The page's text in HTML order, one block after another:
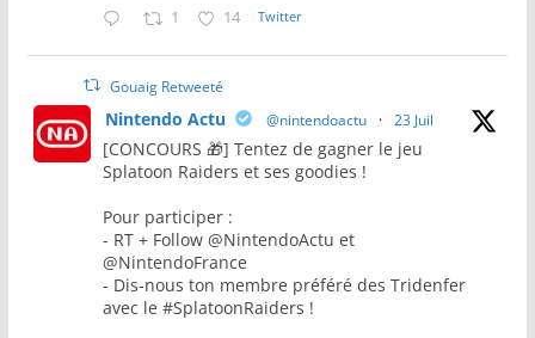
1 14 Twitter
Gouaig Retweeté
Nintendo Actu @nintendoactu · 23 Juil
[CONCOURS 🎁] Tentez de gagner le jeu
Splatoon Raiders et ses goodies !
Pour participer :
- RT + Follow @NintendoActu et
@NintendoFrance
- Dis-nous ton membre préféré des Tridenfer
avec le #SplatoonRaiders !